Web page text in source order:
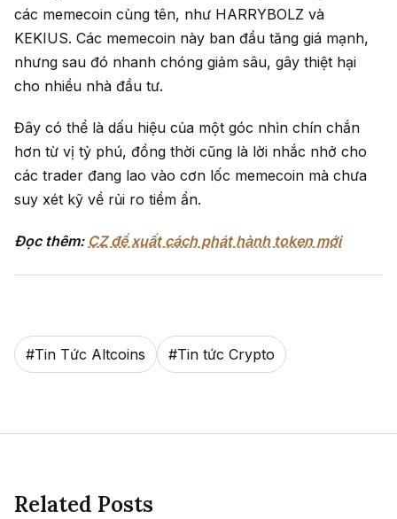
các memecoin cùng tên, như HARRYBOLZ và
KEKIUS. Các memecoin này ban đầu tăng giá mạnh,
nhưng sau đó nhanh chóng giảm sâu, gây thiệt hại
cho nhiều nhà đầu tư.
Đây có thể là dấu hiệu của một góc nhìn chín chắn
hơn từ vị tỷ phú, đồng thời cũng là lời nhắc nhở cho
các trader đang lao vào cơn lốc memecoin mà chưa
suy xét kỹ về rủi ro tiềm ẩn.
Đọc thêm: CZ đề xuất cách phát hành token mới
#Tin Tức Altcoins #Tin tức Crypto
Related Posts